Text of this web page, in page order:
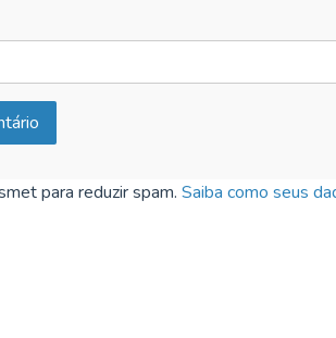
para reduzir spam. Saiba como seus